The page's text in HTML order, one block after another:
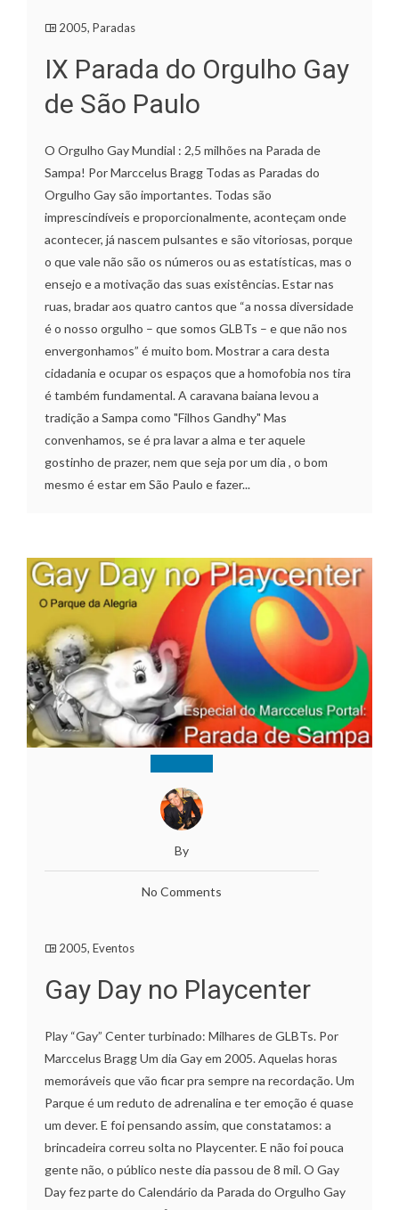
2005, Paradas
IX Parada do Orgulho Gay
de São Paulo
O Orgulho Gay Mundial : 2,5 milhões na Parada de
Sampa! Por Marccelus Bragg Todas as Paradas do
Orgulho Gay são importantes. Todas são
imprescindíveis e proporcionalmente, aconteçam onde
acontecer, já nascem pulsantes e são vitoriosas, porque
o que vale não são os números ou as estatísticas, mas o
ensejo e a motivação das suas existências. Estar nas
ruas, bradar aos quatro cantos que “a nossa diversidade
é o nosso orgulho – que somos GLBTs – e que não nos
envergonhamos” é muito bom. Mostrar a cara desta
cidadania e ocupar os espaços que a homofobia nos tira
é também fundamental. A caravana baiana levou a
tradição a Sampa como "Filhos Gandhy" Mas
convenhamos, se é pra lavar a alma e ter aquele
gostinho de prazer, nem que seja por um dia , o bom
mesmo é estar em São Paulo e fazer...
By
No Comments
2005, Eventos
Gay Day no Playcenter
Play “Gay” Center turbinado: Milhares de GLBTs. Por
Marccelus Bragg Um dia Gay em 2005. Aquelas horas
memoráveis que vão ficar pra sempre na recordação. Um
Parque é um reduto de adrenalina e ter emoção é quase
um dever. E foi pensando assim, que constatamos: a
brincadeira correu solta no Playcenter. E não foi pouca
gente não, o público neste dia passou de 8 mil. O Gay
Day fez parte do Calendário da Parada do Orgulho Gay